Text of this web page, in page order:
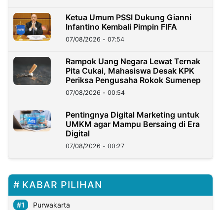
Ketua Umum PSSI Dukung Gianni
Infantino Kembali Pimpin FIFA
07/08/2026 - 07:54
Rampok Uang Negara Lewat Ternak
Pita Cukai, Mahasiswa Desak KPK
Periksa Pengusaha Rokok Sumenep
07/08/2026 - 00:54
Pentingnya Digital Marketing untuk
UMKM agar Mampu Bersaing di Era
Digital
07/08/2026 - 00:27
KABAR PILIHAN
Purwakarta